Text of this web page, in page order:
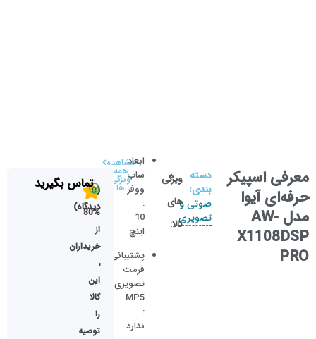
معرفی اسپیکر
حرفه‌ای آیوا
مدل AW-
X1108DSP
PRO
دسته
بندی:
صوتی و
تصویری
ویژگی
های
کالا:
ابعاد
ساب‌
ووفر
:
10
اینچ
پشتیبانی
فرمت
تصویری
MP5
:
ندارد
مشاهده
همه
ویژگی
ها
(0
دیدگاه)
80%
از
خریداران
،
این
کالا
را
توصیه
تماس بگیرید